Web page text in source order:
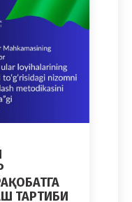
ТАРТИБИ